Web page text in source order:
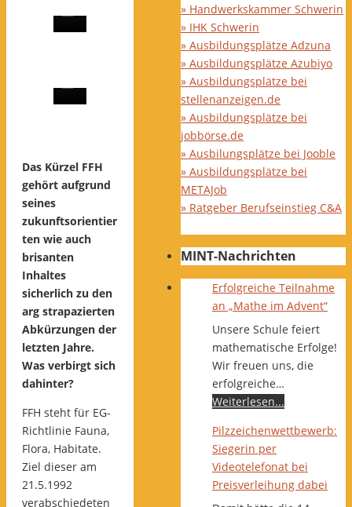
Das Kürzel FFH
gehört aufgrund
seines
zukunftsorientier
ten wie auch
brisanten
Inhaltes
sicherlich zu den
arg strapazierten
Abkürzungen der
letzten Jahre.
Was verbirgt sich
dahinter?
FFH steht für EG-
Richtlinie Fauna,
Flora, Habitate.
Ziel dieser am
21.5.1992
verabschiedeten
» Handwerkskammer Schwerin
» IHK Schwerin
» Ausbildungsplätze Adzuna
» Ausbildungsplätze Azubiyo
» Ausbildungsplätze bei
stellenanzeigen.de
» Ausbildungsplätze bei
jobbörse.de
» Ausbilungsplätze bei Jooble
» Ausbildungsplätze bei
METAJob
» Ratgeber Berufseinstieg C&A
MINT-Nachrichten
Erfolgreiche Teilnahme
an „Mathe im Advent“
Unsere Schule feiert
mathematische Erfolge!
Wir freuen uns, die
erfolgreiche…
Weiterlesen...
Pilzzeichenwettbewerb:
Siegerin per
Videotelefonat bei
Preisverleihung dabei